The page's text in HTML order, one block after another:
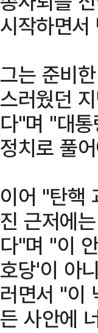
시작하면
그는 준비
스러웠던
다"며 "대
정치로 풀
이어 "탄핵
진 근저에
다"며 "이
호당'이 아
러면서 "이
든 사안에